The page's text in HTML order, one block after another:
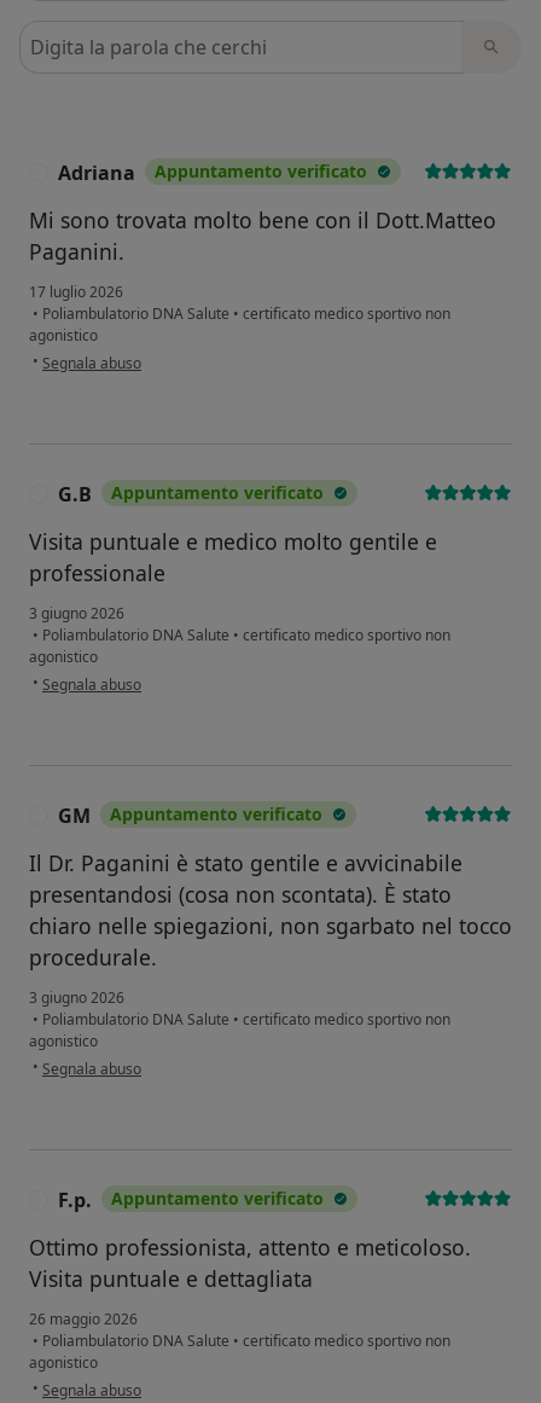
Cerca nelle recensioni
Adriana Appuntamento verificato
Mi sono trovata molto bene con il Dott.Matteo
Paganini.
17 luglio 2026
• Poliambulatorio DNA Salute • certificato medico sportivo non
agonistico
• secondo l'opinione dell'utente Adriana
Segnala abuso
G.B Appuntamento verificato
Visita puntuale e medico molto gentile e
professionale
3 giugno 2026
• Poliambulatorio DNA Salute • certificato medico sportivo non
agonistico
• secondo l'opinione dell'utente G.B
Segnala abuso
GM Appuntamento verificato
Il Dr. Paganini è stato gentile e avvicinabile
presentandosi (cosa non scontata). È stato
chiaro nelle spiegazioni, non sgarbato nel tocco
procedurale.
3 giugno 2026
• Poliambulatorio DNA Salute • certificato medico sportivo non
agonistico
• secondo l'opinione dell'utente GM
Segnala abuso
F.p. Appuntamento verificato
Ottimo professionista, attento e meticoloso.
Visita puntuale e dettagliata
26 maggio 2026
• Poliambulatorio DNA Salute • certificato medico sportivo non
agonistico
• secondo l'opinione dell'utente F.p.
Segnala abuso